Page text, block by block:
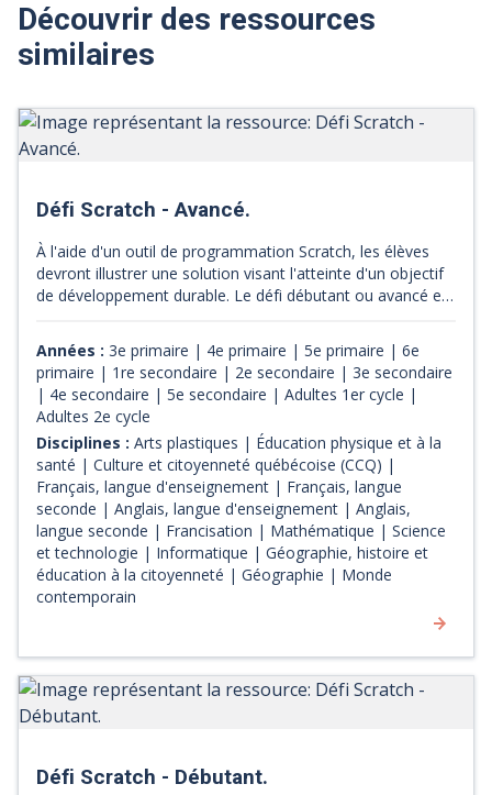
Découvrir des ressources
similaires
Défi Scratch - Avancé.
À l'aide d'un outil de programmation Scratch, les élèves
devront illustrer une solution visant l'atteinte d'un objectif
de développement durable. Le défi débutant ou avancé est
être réalisé en grand groupe, en petites équipes ou
individuellement. Tout le matériel pour accompagner les
enseignants dans la réalisation du défi est disponible sur le
site. La réalisation du défi Kreocode permet de développer
la compétence numérique ainsi que des compétences
dans différentes disciplines. Les enseignants sont libres de
choisir les contenus disciplinaires qu'ils souhaitent
exploiter. Des pistes pédagogiques sont proposées pour
chaque discipline.
Années : 3e primaire | 4e primaire | 5e primaire | 6e
primaire | 1re secondaire | 2e secondaire | 3e secondaire
| 4e secondaire | 5e secondaire | Adultes 1er cycle |
Adultes 2e cycle
Disciplines : Arts plastiques | Éducation physique et à la
santé | Culture et citoyenneté québécoise (CCQ) |
Français, langue d'enseignement | Français, langue
seconde | Anglais, langue d'enseignement | Anglais,
langue seconde | Francisation | Mathématique | Science
et technologie | Informatique | Géographie, histoire et
éducation à la citoyenneté | Géographie | Monde
contemporain
Défi Scratch - Débutant.